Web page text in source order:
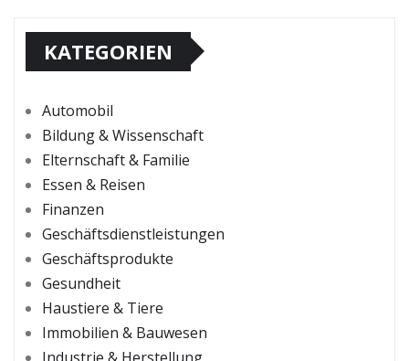
KATEGORIEN
Automobil
Bildung & Wissenschaft
Elternschaft & Familie
Essen & Reisen
Finanzen
Geschäftsdienstleistungen
Geschäftsprodukte
Gesundheit
Haustiere & Tiere
Immobilien & Bauwesen